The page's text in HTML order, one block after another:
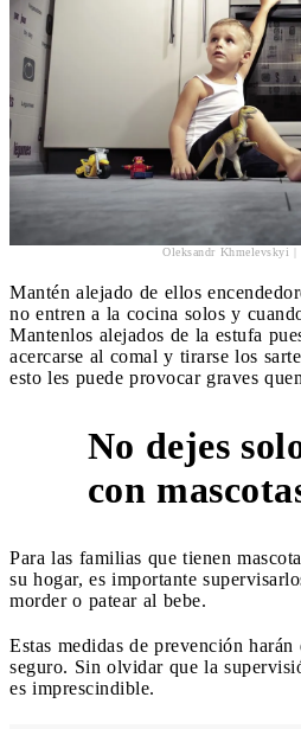
Oleksandr Khmelevskyi |
Mantén alejado de ellos
no entren a la cocina solos y
Mantenlos alejados de la estufa
acercarse al comal y tirarse los
esto les puede provocar graves
No dejes
con
Para las familias que tienen
su hogar, es importante
morder o patear al bebe.
Estas medidas de prevención
seguro. Sin olvidar que la
es imprescindible.